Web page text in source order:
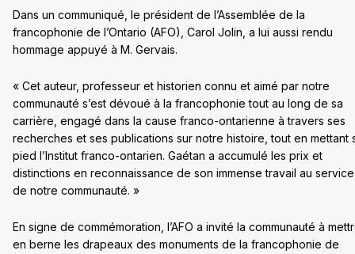
Dans un communiqué, le président de l’Assemblée de la
francophonie de l’Ontario (AFO), Carol Jolin, a lui aussi rendu
hommage appuyé à M. Gervais.
« Cet auteur, professeur et historien connu et aimé par notre
communauté s’est dévoué à la francophonie tout au long de sa
carrière, engagé dans la cause franco-ontarienne à travers ses
recherches et ses publications sur notre histoire, tout en mettant
pied l’Institut franco-ontarien. Gaétan a accumulé les prix et
distinctions en reconnaissance de son immense travail au service
de notre communauté. »
En signe de commémoration, l’AFO a invité la communauté à
en berne les drapeaux des monuments de la francophonie de